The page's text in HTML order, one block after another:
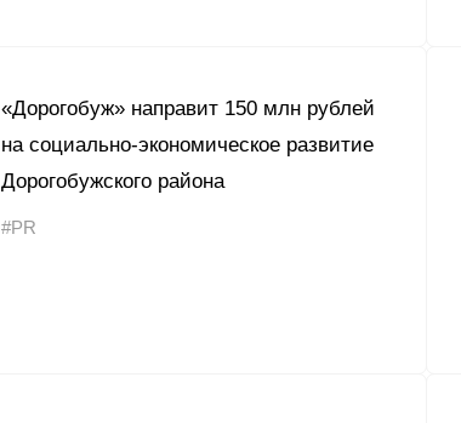
«Дорогобуж» направит 150 млн рублей
на социально-экономическое развитие
Дорогобужского района
#PR